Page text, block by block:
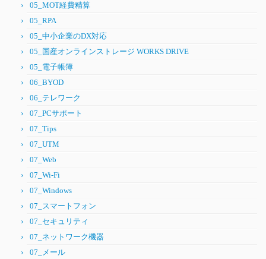
05_MOT経費精算
05_RPA
05_中小企業のDX対応
05_国産オンラインストレージ WORKS DRIVE
05_電子帳簿
06_BYOD
06_テレワーク
07_PCサポート
07_Tips
07_UTM
07_Web
07_Wi-Fi
07_Windows
07_スマートフォン
07_セキュリティ
07_ネットワーク機器
07_メール